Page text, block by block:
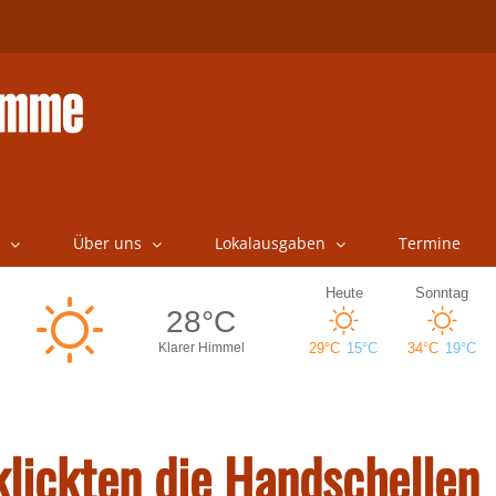
Über uns Lokalausgaben Termine
die Handschellen